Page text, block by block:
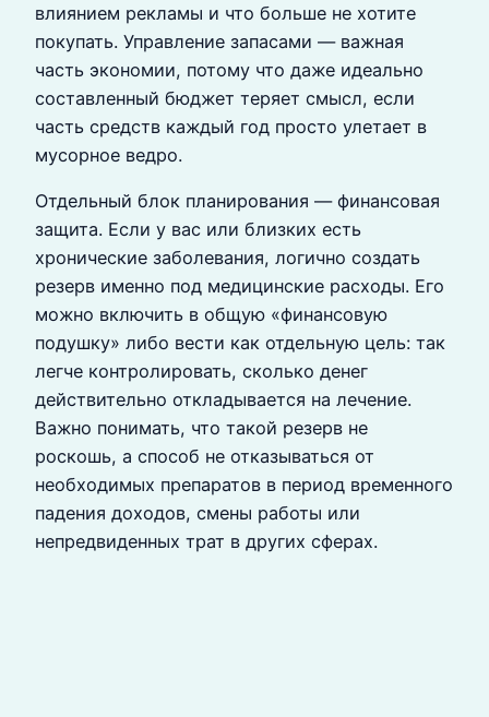
влиянием рекламы и что больше не хотите
покупать. Управление запасами — важная
часть экономии, потому что даже идеально
составленный бюджет теряет смысл, если
часть средств каждый год просто улетает в
мусорное ведро.
Отдельный блок планирования — финансовая
защита. Если у вас или близких есть
хронические заболевания, логично создать
резерв именно под медицинские расходы. Его
можно включить в общую «финансовую
подушку» либо вести как отдельную цель: так
легче контролировать, сколько денег
действительно откладывается на лечение.
Важно понимать, что такой резерв не
роскошь, а способ не отказываться от
необходимых препаратов в период временного
падения доходов, смены работы или
непредвиденных трат в других сферах.